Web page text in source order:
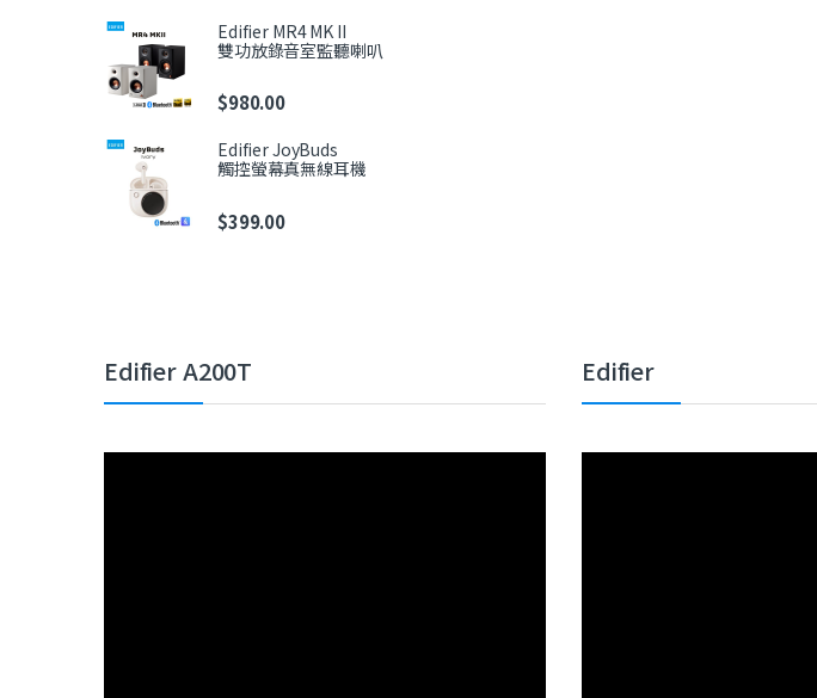
Edifier MR4 MK II
雙功放錄音室監聽喇叭
$980.00
Edifier JoyBuds
觸控螢幕真無線耳機
$399.00
Edifier A200T Edifier